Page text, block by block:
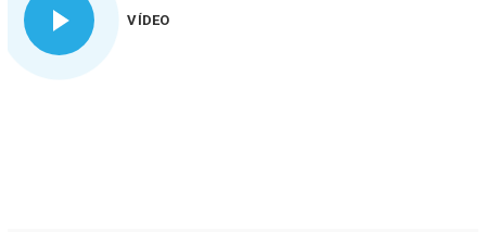
VÍDEO